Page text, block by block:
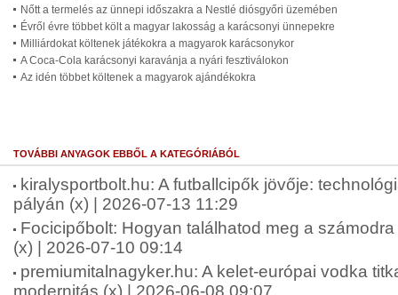
Nőtt a termelés az ünnepi időszakra a Nestlé diósgyőri üzemében
Évről évre többet költ a magyar lakosság a karácsonyi ünnepekre
Milliárdokat költenek játékokra a magyarok karácsonykor
A Coca-Cola karácsonyi karavánja a nyári fesztiválokon
Az idén többet költenek a magyarok ajándékokra
TOVÁBBI ANYAGOK EBBŐL A KATEGÓRIÁBÓL
kiralysportbolt.hu: A futballcipők jövője:
pályán (x) | 2026-07-13 11:29
Focicipőbolt: Hogyan találhatod meg a
(x) | 2026-07-10 09:14
premiumitalnagyker.hu: A kelet-európai vodka
modernitás (x) | 2026-06-08 09:07